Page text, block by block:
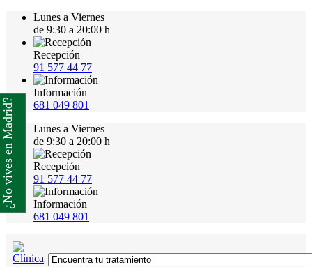
Lunes a Viernes
de 9:30 a 20:00 h
Recepción
91 577 44 77
Información
681 049 801
Lunes a Viernes
de 9:30 a 20:00 h
Recepción
91 577 44 77
Información
681 049 801
¿No vives en Madrid?